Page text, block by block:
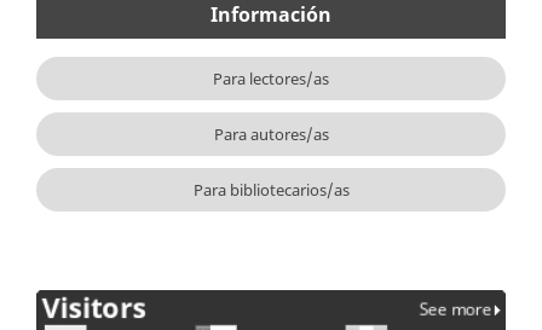
Información
Para lectores/as
Para autores/as
Para bibliotecarios/as